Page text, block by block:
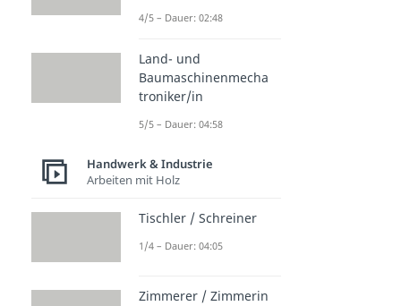
4/5 – Dauer: 02:48
Land- und
Baumaschinenmecha
troniker/in
5/5 – Dauer: 04:58
Handwerk & Industrie
Arbeiten mit Holz
Tischler / Schreiner
1/4 – Dauer: 04:05
Zimmerer / Zimmerin